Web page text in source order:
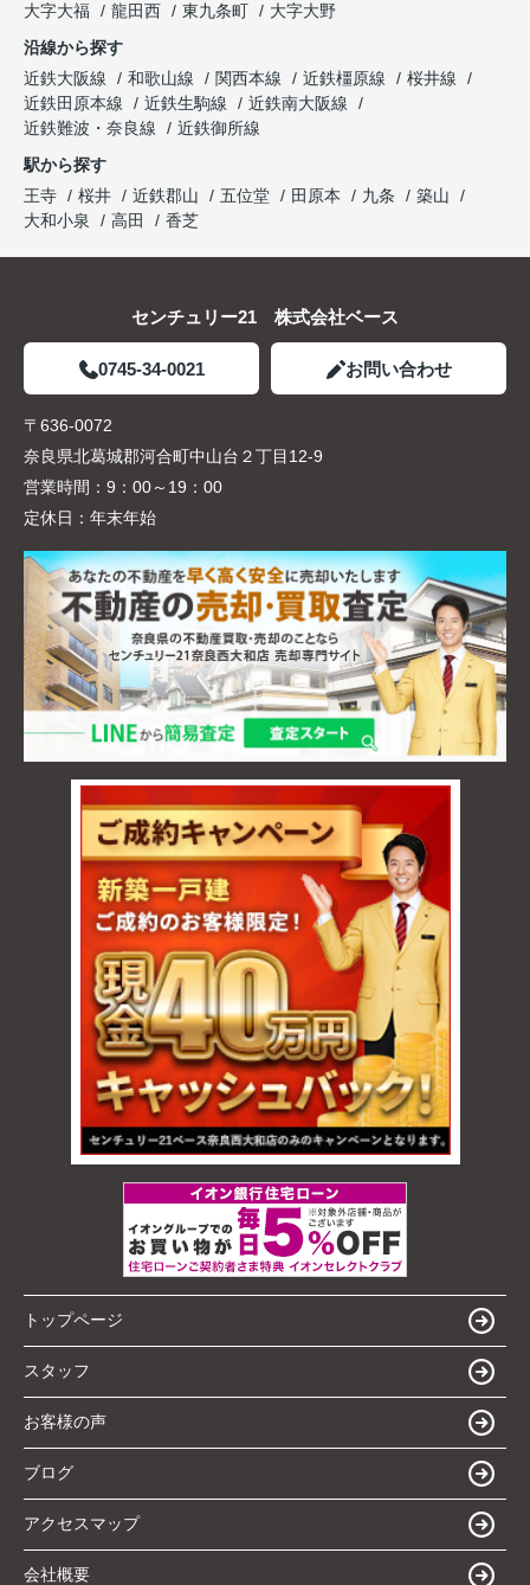
大字大福
龍田西 東九条町
大字大野
沿線から探す
近鉄大阪線
和歌山線 関西本線 近鉄橿原線
桜井線
近鉄田原本線
近鉄生駒線
近鉄南大阪線
近鉄難波・奈良線
近鉄御所線
駅から探す
王寺
桜井 近鉄郡山 五位堂 田原本 九条
築山
大和小泉
高田 香芝
センチュリー21 株式会社ベース
0745-34-0021 お問い合わせ
〒636-0072
奈良県北葛城郡河合町中山台２丁目12-9
営業時間： 9：00～19：00
定休日： 年末年始
トップページ
スタッフ
お客様の声
ブログ
アクセスマップ
会社概要